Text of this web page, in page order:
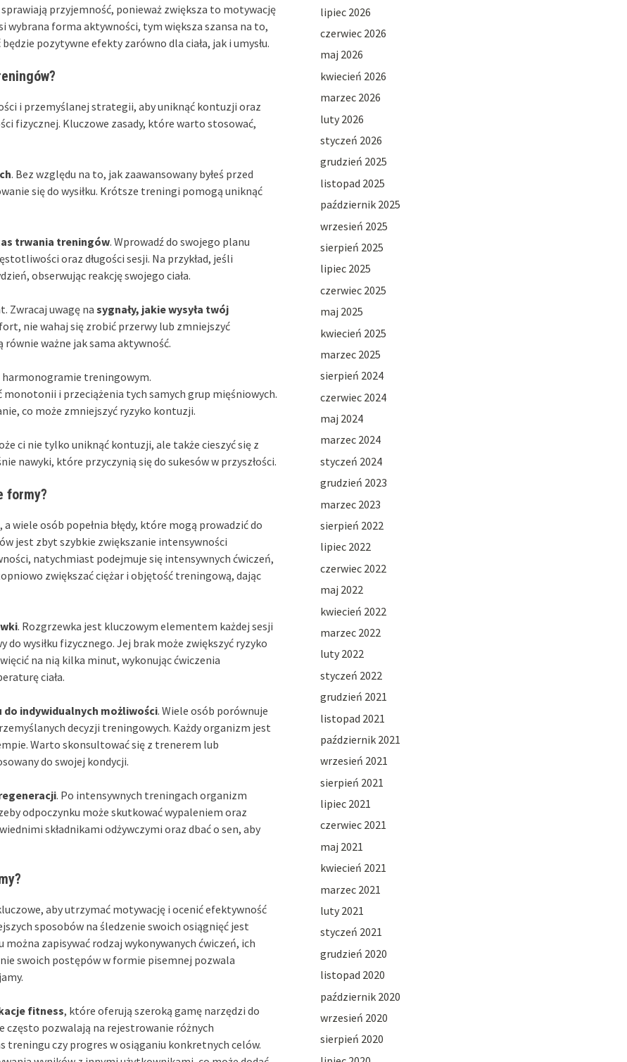
przyjemność, ponieważ zwiększa to motywację
wybrana forma aktywności, tym większa szansa na to,
pozytywne efekty zarówno dla ciała, jak i umysłu.
i przemyślanej strategii, aby uniknąć kontuzji oraz
fizycznej. Kluczowe zasady, które warto stosować,
. Bez względu na to, jak zaawansowany byłeś przed
się do wysiłku. Krótsze treningi pomogą uniknąć
trwania treningów. Wprowadź do swojego planu
oraz długości sesji. Na przykład, jeśli
obserwując reakcję swojego ciała.
Zwracaj uwagę na sygnały, jakie wysyła twój
nie wahaj się zrobić przerwy lub zmniejszyć
ważne jak sama aktywność.
harmonogramie treningowym.
i przeciążenia tych samych grup mięśniowych.
co może zmniejszyć ryzyko kontuzji.
ci nie tylko uniknąć kontuzji, ale także cieszyć się z
nawyki, które przyczynią się do sukesów w przyszłości.
formy?
wiele osób popełnia błędy, które mogą prowadzić do
jest zbyt szybkie zwiększanie intensywności
natychmiast podejmuje się intensywnych ćwiczeń,
zwiększać ciężar i objętość treningową, dając
. Rozgrzewka jest kluczowym elementem każdej sesji
wysiłku fizycznego. Jej brak może zwiększyć ryzyko
na nią kilka minut, wykonując ćwiczenia
ciała.
indywidualnych możliwości. Wiele osób porównuje
decyzji treningowych. Każdy organizm jest
Warto skonsultować się z trenerem lub
do swojej kondycji.
. Po intensywnych treningach organizm
odpoczynku może skutkować wypaleniem oraz
składnikami odżywczymi oraz dbać o sen, aby
aby utrzymać motywację i ocenić efektywność
sposobów na śledzenie swoich osiągnięć jest
można zapisywać rodzaj wykonywanych ćwiczeń, ich
swoich postępów w formie pisemnej pozwala
fitness, które oferują szeroką gamę narzędzi do
pozwalają na rejestrowanie różnych
czy progres w osiąganiu konkretnych celów.
lipiec 2026
czerwiec 2026
maj 2026
kwiecień 2026
marzec 2026
luty 2026
styczeń 2026
grudzień 2025
listopad 2025
październik 2025
wrzesień 2025
sierpień 2025
lipiec 2025
czerwiec 2025
maj 2025
kwiecień 2025
marzec 2025
sierpień 2024
czerwiec 2024
maj 2024
marzec 2024
styczeń 2024
grudzień 2023
marzec 2023
sierpień 2022
lipiec 2022
czerwiec 2022
maj 2022
kwiecień 2022
marzec 2022
luty 2022
styczeń 2022
grudzień 2021
listopad 2021
październik 2021
wrzesień 2021
sierpień 2021
lipiec 2021
czerwiec 2021
maj 2021
kwiecień 2021
marzec 2021
luty 2021
styczeń 2021
grudzień 2020
listopad 2020
październik 2020
wrzesień 2020
sierpień 2020